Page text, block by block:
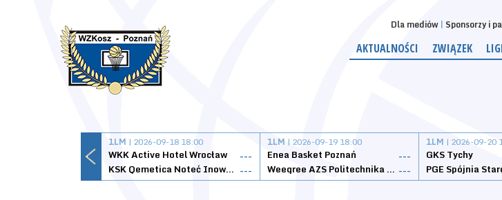
Dla mediów Sponsorzy i
AKTUALNOŚCI ZWIĄZEK
1LM | 2026-09-18 18:00
WKK Active Hotel Wrocław
---
KSK Qemetica Noteć Inowrocław ---
1LM | 2026-09-19 18:00
Enea Basket Poznań
---
Weegree AZS Politechnika Opolska ---
1LM | 2026-09-20
GKS Tychy
PGE Spójnia